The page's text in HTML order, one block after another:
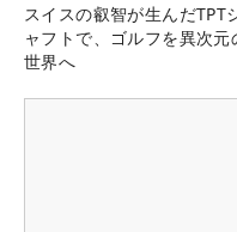
スイスの叡智が生んだTPT
ャフトで、ゴルフを異次元
世界へ